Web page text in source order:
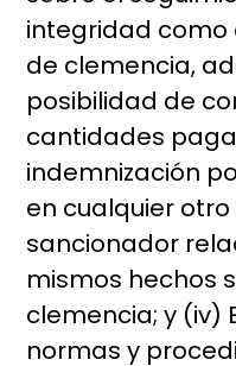
integridad como
de clemencia,
posibilidad de
cantidades
indemnización
en cualquier
sancionador
mismos hechos
clemencia; y (iv)
normas y